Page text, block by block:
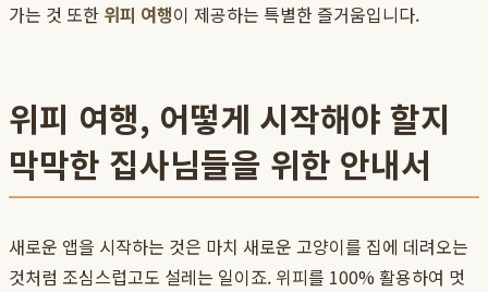
가는 것 또한 위피 여행이 제공하는 특별한 즐거움입니다.
위피 여행, 어떻게 시작해야 할지
막막한 집사님들을 위한 안내서
새로운 앱을 시작하는 것은 마치 새로운 고양이를 집에 데려오는
것처럼 조심스럽고도 설레는 일이죠. 위피를 100% 활용하여 멋